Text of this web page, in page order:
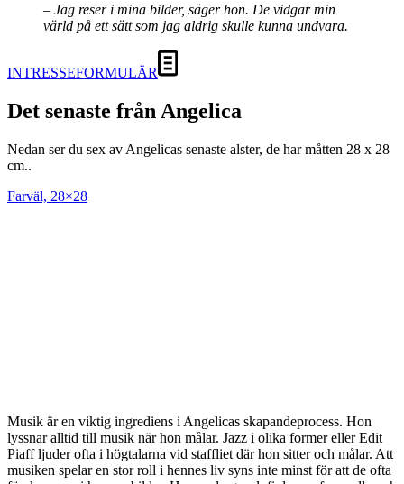
– Jag reser i mina bilder, säger hon. De vidgar min
värld på ett sätt som jag aldrig skulle kunna undvara.
INTRESSEFORMULÄR
Det senaste från Angelica
Nedan ser du sex av Angelicas senaste alster, de har måtten 28 x 28
cm..
Farväl, 28×28
Musik är en viktig ingrediens i Angelicas skapandeprocess. Hon
lyssnar alltid till musik när hon målar. Jazz i olika former eller Edit
Piaff ljuder ofta i högtalarna vid staffliet där hon sitter och målar. Att
musiken spelar en stor roll i hennes liv syns inte minst för att de ofta